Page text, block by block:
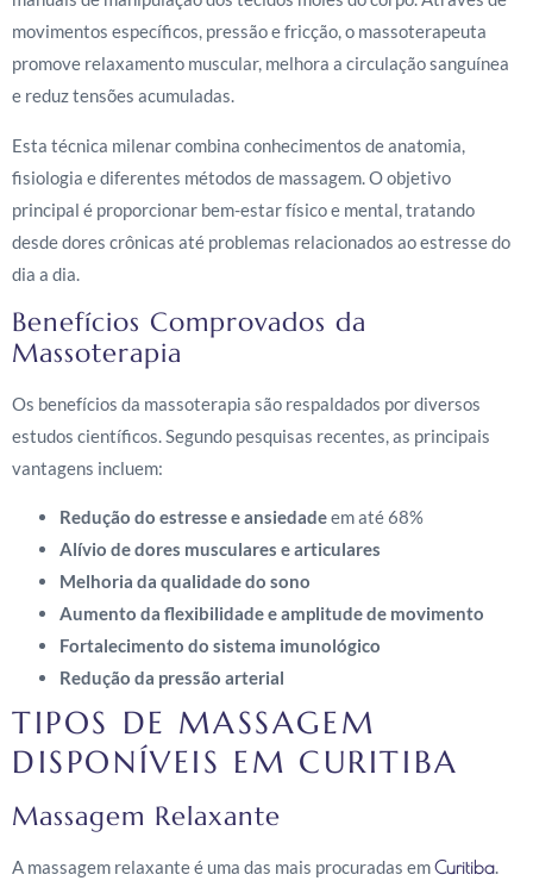
movimentos específicos, pressão e fricção, o massoterapeuta
promove relaxamento muscular, melhora a circulação sanguínea
e reduz tensões acumuladas.
Esta técnica milenar combina conhecimentos de anatomia,
fisiologia e diferentes métodos de massagem. O objetivo
principal é proporcionar bem-estar físico e mental, tratando
desde dores crônicas até problemas relacionados ao estresse do
dia a dia.
Benefícios Comprovados da
Massoterapia
Os benefícios da massoterapia são respaldados por diversos
estudos científicos. Segundo pesquisas recentes, as principais
vantagens incluem:
Redução do estresse e ansiedadeem até 68%
Alívio de dores musculares e articulares
Melhoria da qualidade do sono
Aumento da flexibilidade e amplitude de movimento
Fortalecimento do sistema imunológico
Redução da pressão arterial
TIPOS DE MASSAGEM
DISPONÍVEIS EM CURITIBA
Massagem Relaxante
A massagem relaxante é uma das mais procuradas emCuritiba.